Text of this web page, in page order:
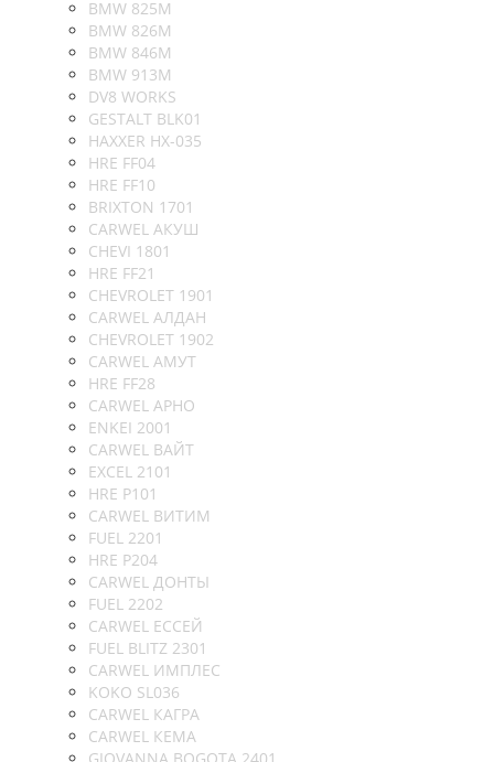
BMW 825M
BMW 826M
BMW 846M
BMW 913M
DV8 WORKS
GESTALT BLK01
HAXXER HX-035
HRE FF04
HRE FF10
BRIXTON 1701
CARWEL АКУШ
CHEVI 1801
HRE FF21
CHEVROLET 1901
CARWEL АЛДАН
CHEVROLET 1902
CARWEL АМУТ
HRE FF28
CARWEL АРНО
ENKEI 2001
CARWEL ВАЙТ
EXCEL 2101
HRE P101
CARWEL ВИТИМ
FUEL 2201
HRE P204
CARWEL ДОНТЫ
FUEL 2202
CARWEL ЕССЕЙ
FUEL BLITZ 2301
CARWEL ИМПЛЕС
KOKO SL036
CARWEL КАГРА
CARWEL КЕМА